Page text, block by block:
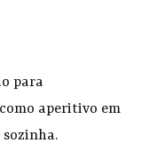
para
aperitivo em
sozinha.